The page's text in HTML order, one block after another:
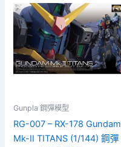
Gunpla 鋼彈模型
RG-007 – RX-178 Gundam
Mk-II TITANS (1/144) 鋼彈